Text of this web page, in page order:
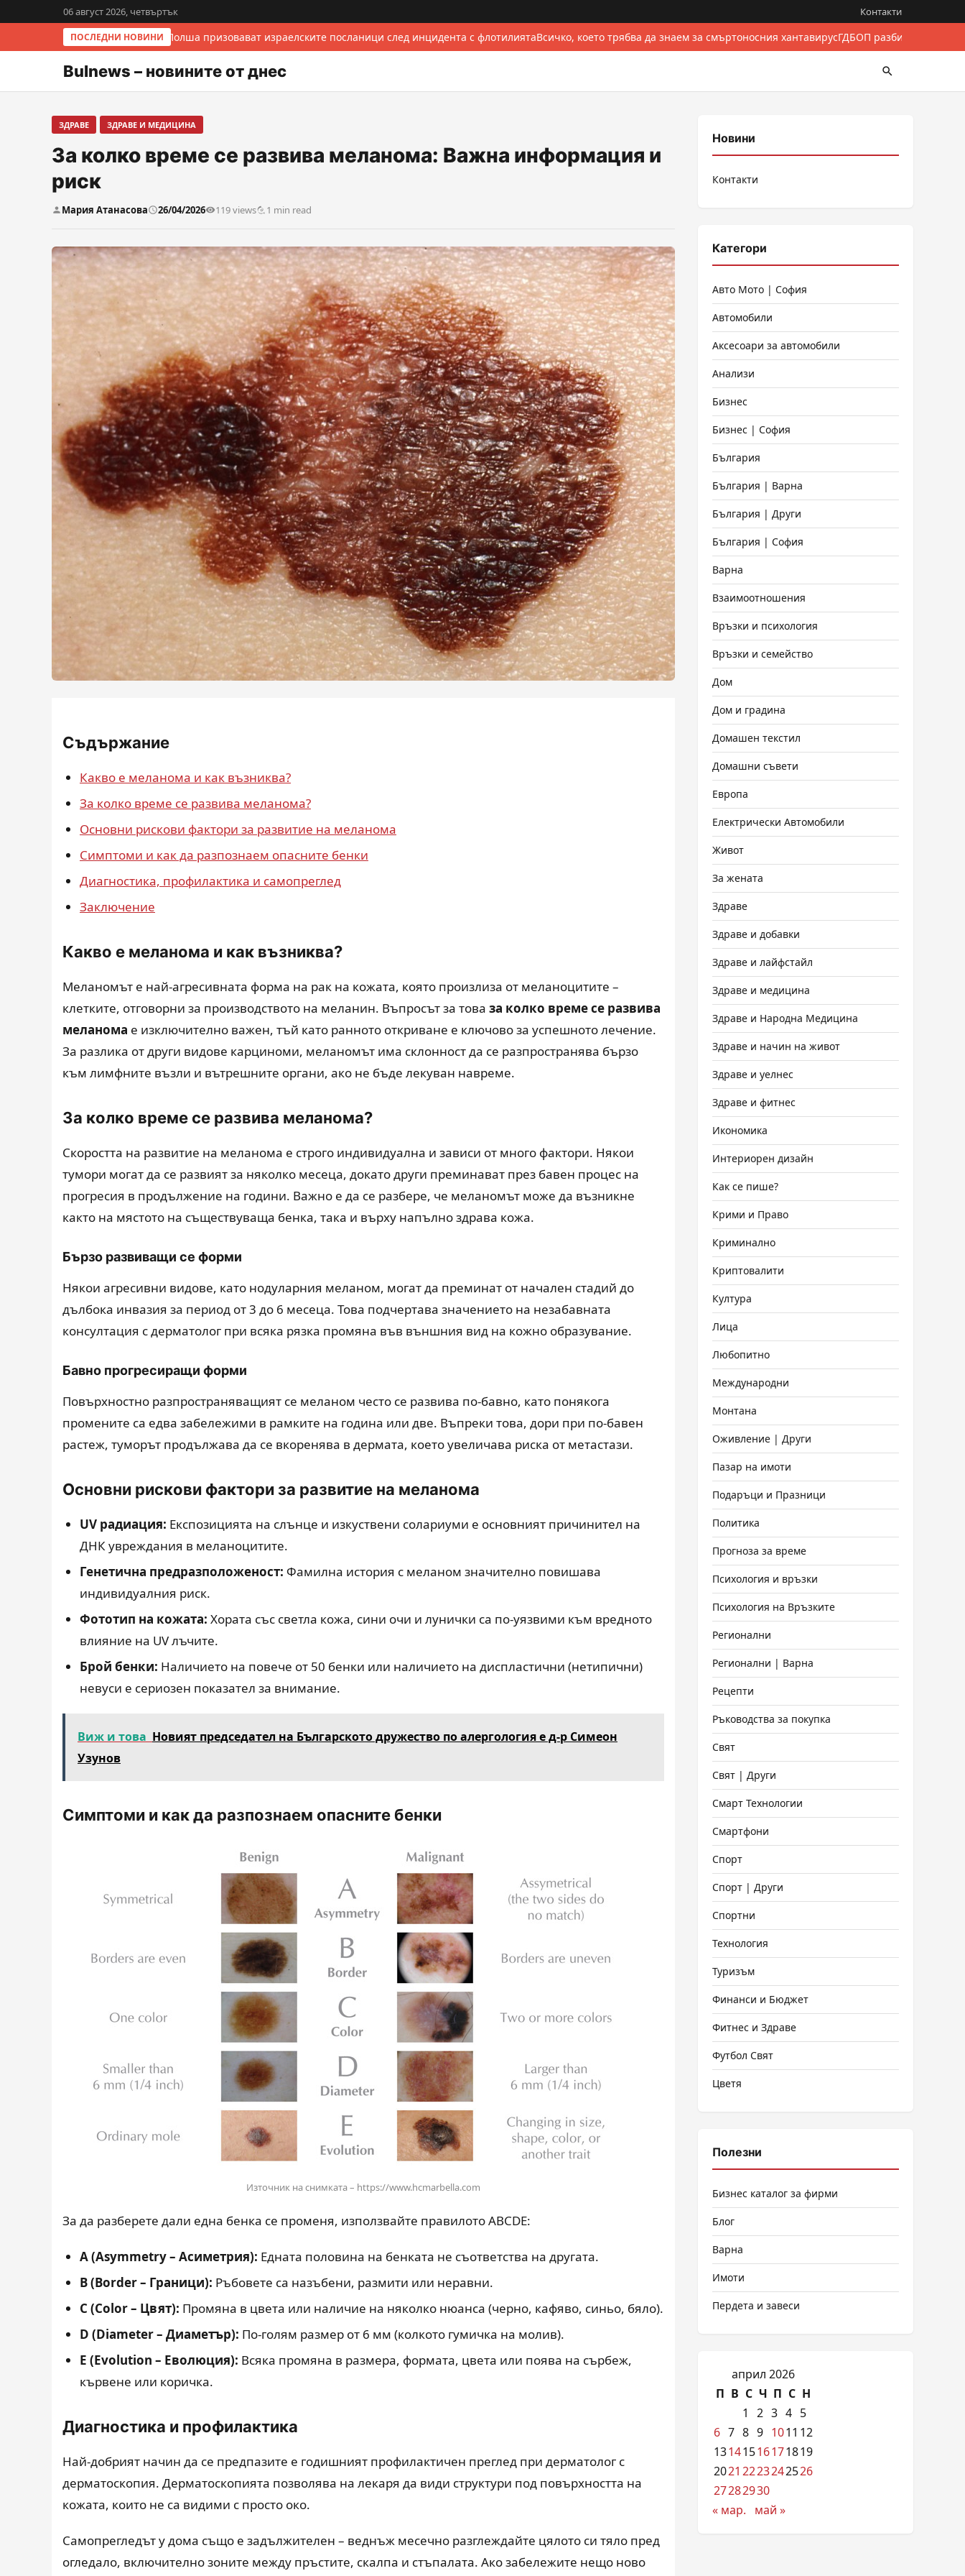
06 август 2026, четвъртък Контакти
ПОСЛЕДНИ НОВИНИ
Италия и Полша призовават израелските посланици след инцидента с флотилиятаВсичко, което трябва да знаем за смъртоносния хантавирусГДБОП разби
Bulnews – новините от днес
ЗДРАВЕ ЗДРАВЕ И МЕДИЦИНА
За колко време се развива меланома: Важна информация и
риск
Мария Атанасова 26/04/2026 119 views 1 min read
Съдържание
Какво е меланома и как възниква?
За колко време се развива меланома?
Основни рискови фактори за развитие на меланома
Симптоми и как да разпознаем опасните бенки
Диагностика, профилактика и самопреглед
Заключение
Какво е меланома и как възниква?
Меланомът е най-агресивната форма на рак на кожата, която произлиза от меланоцитите –
клетките, отговорни за производството на меланин. Въпросът за това за колко време се развива
меланома е изключително важен, тъй като ранното откриване е ключово за успешното лечение.
За разлика от други видове карциноми, меланомът има склонност да се разпространява бързо
към лимфните възли и вътрешните органи, ако не бъде лекуван навреме.
За колко време се развива меланома?
Скоростта на развитие на меланома е строго индивидуална и зависи от много фактори. Някои
тумори могат да се развият за няколко месеца, докато други преминават през бавен процес на
прогресия в продължение на години. Важно е да се разбере, че меланомът може да възникне
както на мястото на съществуваща бенка, така и върху напълно здрава кожа.
Бързо развиващи се форми
Някои агресивни видове, като нодуларния меланом, могат да преминат от начален стадий до
дълбока инвазия за период от 3 до 6 месеца. Това подчертава значението на незабавната
консултация с дерматолог при всяка рязка промяна във външния вид на кожно образувание.
Бавно прогресиращи форми
Повърхностно разпространяващият се меланом често се развива по-бавно, като понякога
промените са едва забележими в рамките на година или две. Въпреки това, дори при по-бавен
растеж, туморът продължава да се вкоренява в дермата, което увеличава риска от метастази.
Основни рискови фактори за развитие на меланома
UV радиация: Експозицията на слънце и изкуствени солариуми е основният причинител на
ДНК увреждания в меланоцитите.
Генетична предразположеност: Фамилна история с меланом значително повишава
индивидуалния риск.
Фототип на кожата: Хората със светла кожа, сини очи и лунички са по-уязвими към вредното
влияние на UV лъчите.
Брой бенки: Наличието на повече от 50 бенки или наличието на диспластични (нетипични)
невуси е сериозен показател за внимание.
Виж и това Новият председател на Българското дружество по алергология е д-р Симеон
Узунов
Симптоми и как да разпознаем опасните бенки
Източник на снимката – https://www.hcmarbella.com
За да разберете дали една бенка се променя, използвайте правилото ABCDE:
A (Asymmetry – Асиметрия): Едната половина на бенката не съответства на другата.
B (Border – Граници): Ръбовете са назъбени, размити или неравни.
C (Color – Цвят): Промяна в цвета или наличие на няколко нюанса (черно, кафяво, синьо, бяло).
D (Diameter – Диаметър): По-голям размер от 6 мм (колкото гумичка на молив).
E (Evolution – Еволюция): Всяка промяна в размера, формата, цвета или поява на сърбеж,
кървене или коричка.
Диагностика и профилактика
Най-добрият начин да се предпазите е годишният профилактичен преглед при дерматолог с
дерматоскопия. Дерматоскопията позволява на лекаря да види структури под повърхността на
кожата, които не са видими с просто око.
Самопрегледът у дома също е задължителен – веднъж месечно разглеждайте цялото си тяло пред
огледало, включително зоните между пръстите, скалпа и стъпалата. Ако забележите нещо ново
Новини
Контакти
Категори
Авто Мото | София
Автомобили
Аксесоари за автомобили
Анализи
Бизнес
Бизнес | София
България
България | Варна
България | Други
България | София
Варна
Взаимоотношения
Връзки и психология
Връзки и семейство
Дом
Дом и градина
Домашен текстил
Домашни съвети
Европа
Електрически Автомобили
Живот
За жената
Здраве
Здраве и добавки
Здраве и лайфстайл
Здраве и медицина
Здраве и Народна Медицина
Здраве и начин на живот
Здраве и уелнес
Здраве и фитнес
Икономика
Интериорен дизайн
Как се пише?
Крими и Право
Криминално
Криптовалити
Култура
Лица
Любопитно
Международни
Монтана
Оживление | Други
Пазар на имоти
Подаръци и Празници
Политика
Прогноза за време
Психология и връзки
Психология на Връзките
Регионални
Регионални | Варна
Рецепти
Ръководства за покупка
Свят
Свят | Други
Смарт Технологии
Смартфони
Спорт
Спорт | Други
Спортни
Технология
Туризъм
Финанси и Бюджет
Фитнес и Здраве
Футбол Свят
Цветя
Полезни
Бизнес каталог за фирми
Блог
Варна
Имоти
Пердета и завеси
април 2026
П В С Ч П С Н
1
2 3 4 5
6 7 8 9 1011 12
13141516171819
2021 2223242526
27282930
« мар.
май »